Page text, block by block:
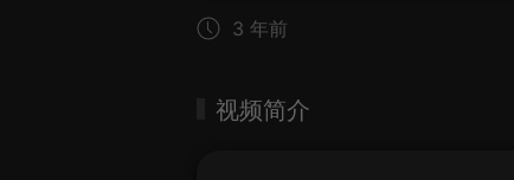
3 年前
视频简介